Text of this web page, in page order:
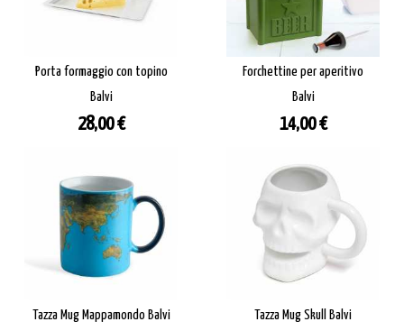
Porta formaggio con topino
Balvi
Prezzo
28,00 €
Forchettine per aperitivo
Balvi
Prezzo
14,00 €
Tazza Mug Mappamondo Balvi Tazza Mug Skull Balvi